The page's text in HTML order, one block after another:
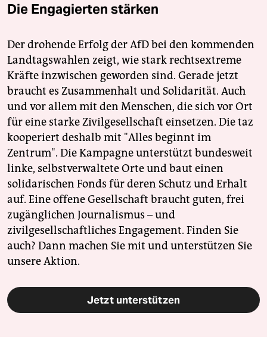
Die Engagierten stärken
Der drohende Erfolg der AfD bei den kommenden
Landtagswahlen zeigt, wie stark rechtsextreme
Kräfte inzwischen geworden sind. Gerade jetzt
braucht es Zusammenhalt und Solidarität. Auch
und vor allem mit den Menschen, die sich vor Ort
für eine starke Zivilgesellschaft einsetzen. Die taz
kooperiert deshalb mit "Alles beginnt im
Zentrum". Die Kampagne unterstützt bundesweit
linke, selbstverwaltete Orte und baut einen
solidarischen Fonds für deren Schutz und Erhalt
auf. Eine offene Gesellschaft braucht guten, frei
zugänglichen Journalismus – und
zivilgesellschaftliches Engagement. Finden Sie
auch? Dann machen Sie mit und unterstützen Sie
unsere Aktion.
Jetzt unterstützen